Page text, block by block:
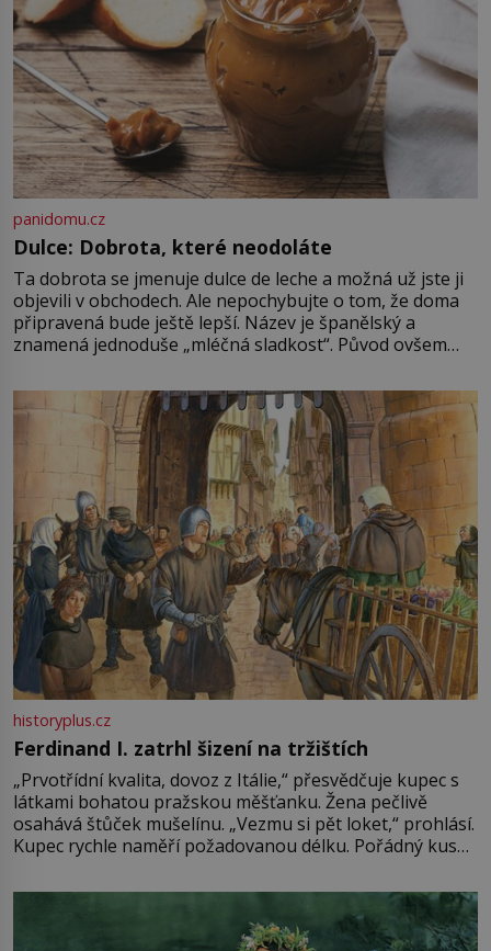
panidomu.cz
Dulce: Dobrota, které neodoláte
Ta dobrota se jmenuje dulce de leche a možná už jste ji
objevili v obchodech. Ale nepochybujte o tom, že doma
připravená bude ještě lepší. Název je španělský a
znamená jednoduše „mléčná sladkost“. Původ ovšem
pře hned několik latinskoamerických zemí a k tomu
Francie, kde se traduje,
historyplus.cz
Ferdinand I. zatrhl šizení na tržištích
„Prvotřídní kvalita, dovoz z Itálie,“ přesvědčuje kupec s
látkami bohatou pražskou měšťanku. Žena pečlivě
osahává štůček mušelínu. „Vezmu si pět loket,“ prohlásí.
Kupec rychle naměří požadovanou délku. Pořádný kus
milostpaní. Stačí jenom na sukni,“ zhodnotí švadlena
množství růžového mušelínu. „Ošidili vás, podívejte.“